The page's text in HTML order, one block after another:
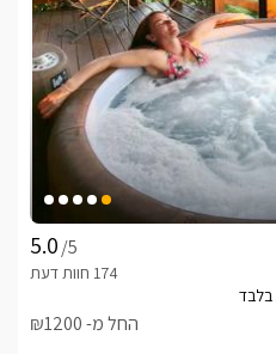
/5
החל מ- ₪1200